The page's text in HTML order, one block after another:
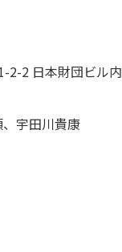
2-2 日本財団ビル内
宇田川貴康